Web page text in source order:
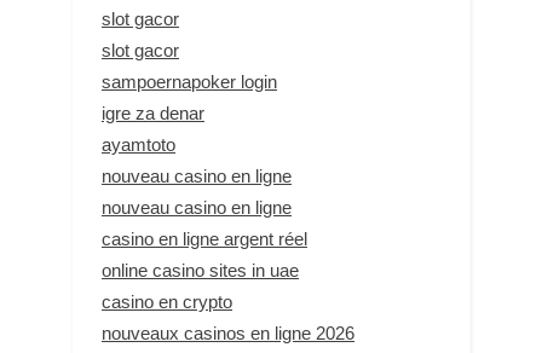
slot gacor
slot gacor
sampoernapoker login
igre za denar
ayamtoto
nouveau casino en ligne
nouveau casino en ligne
casino en ligne argent réel
online casino sites in uae
casino en crypto
nouveaux casinos en ligne 2026